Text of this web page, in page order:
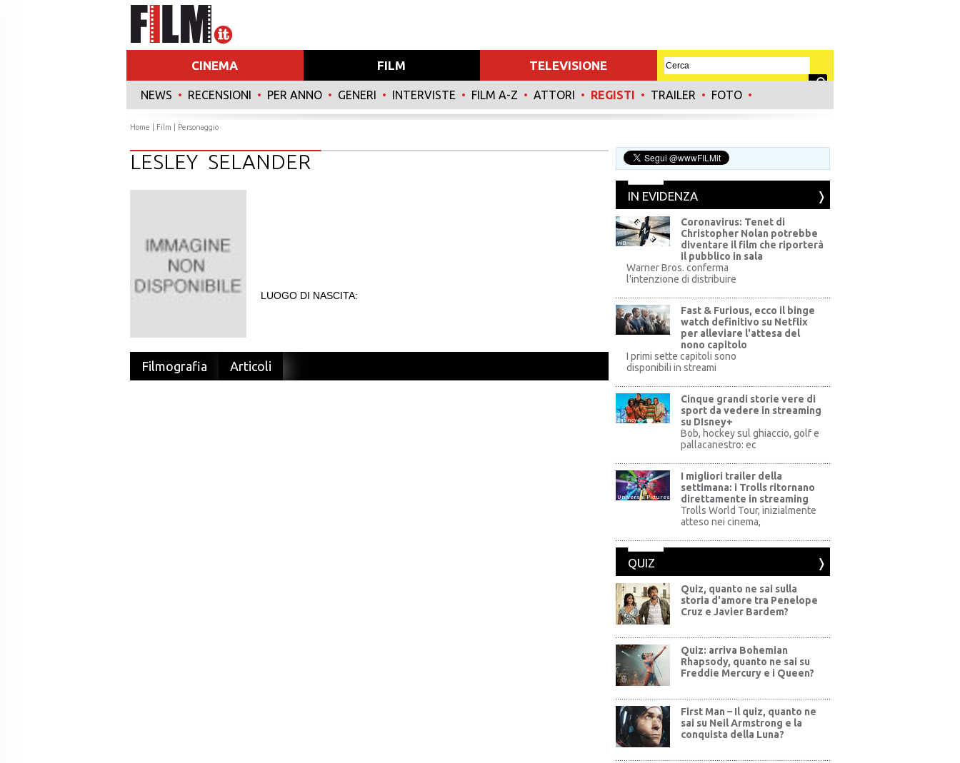
CINEMA FILM TELEVISIONE
NEWS • RECENSIONI • PER ANNO • GENERI • INTERVISTE • FILM A-Z • ATTORI • REGISTI • TRAILER • FOTO •
Home Film | Personaggio
LESLEY SELANDER
LUOGO DI NASCITA:
Filmografia Articoli
IN EVIDENZA
WB
Coronavirus: Tenet di
Christopher Nolan potrebbe
diventare il film che riporterà
il pubblico in sala
Warner Bros. conferma
l'intenzione di distribuire
Fast & Furious, ecco il binge
watch definitivo su Netflix
per alleviare l'attesa del
nono capitolo
I primi sette capitoli sono
disponibili in streami
Disney+
Cinque grandi storie vere di
sport da vedere in streaming
su DIsney+
Bob, hockey sul ghiaccio, golf e
pallacanestro: ec
Universal Pictures
I migliori trailer della
settimana: i Trolls ritornano
direttamente in streaming
Trolls World Tour, inizialmente
atteso nei cinema,
QUIZ
Quiz, quanto ne sai sulla
storia d'amore tra Penelope
Cruz e Javier Bardem?
Quiz: arriva Bohemian
Rhapsody, quanto ne sai su
Freddie Mercury e i Queen?
First Man – Il quiz, quanto ne
sai su Neil Armstrong e la
conquista della Luna?